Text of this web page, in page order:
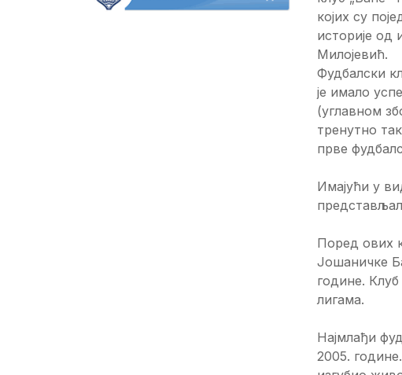
којих су
историје од
Милојевић.
Фудбалски
је имало
(углавном
тренутно
прве
Имајући у
Поред ових
Јошаничке
године.
лигама.
Најмлађи
2005.